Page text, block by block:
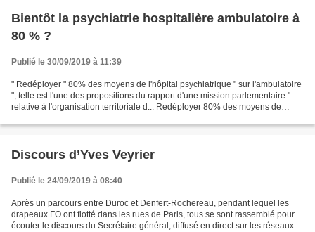
Bientôt la psychiatrie hospitalière ambulatoire à
80 % ?
Publié le 30/09/2019 à 11:39
" Redéployer " 80% des moyens de l'hôpital psychiatrique " sur l'ambulatoire
", telle est l'une des propositions du rapport d'une mission parlementaire "
relative à l'organisation territoriale d... Redéployer 80% des moyens de
Discours d’Yves Veyrier
Publié le 24/09/2019 à 08:40
Après un parcours entre Duroc et Denfert-Rochereau, pendant lequel les
drapeaux FO ont flotté dans les rues de Paris, tous se sont rassemblé pour
écouter le discours du Secrétaire général, diffusé en direct sur les réseaux